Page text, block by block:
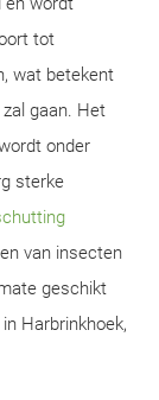
tot
wat betekent
gaan. Het
onder
sterke
van insecten
geschikt
Harbrinkhoek,